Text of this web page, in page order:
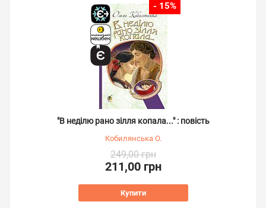
- 15%
"В неділю рано зілля копала..." : повість
Кобилянська О.
249,00 грн
211,00 грн
Купити